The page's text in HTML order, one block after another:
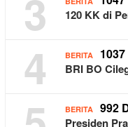
3 120 KK di
4 BERITA
BRI BO
BERITA 992
Presiden